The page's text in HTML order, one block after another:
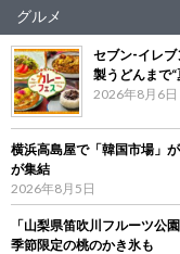
グルメ
セブン‐イレ
製うどんまで
2026年8月6日
横浜高島屋で「韓国市場」
が集結
2026年8月5日
「山梨県笛吹川フルーツ公
季節限定の桃のかき氷も